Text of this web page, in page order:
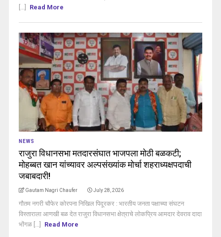
[...]
Read More
NEWS
राजुरा विधानसभा मतदारसंघात भाजपला मोठी बळकटी;
मोहब्बत खान यांच्यावर अल्पसंख्यांक मोर्चा शहराध्यक्षपदाची
जबाबदारी!
Gautam Nagri Chaufer July 28, 2026
गौतम नगरी चौफेर कोरपना निखिल पिदूरकर : भारतीय जनता पक्षाच्या संघटन
विस्ताराला आणखी बळ देत राजुरा विधानसभा क्षेत्राचे लोकप्रिय आमदार देवराव दादा
भोंगळ [...]
Read More